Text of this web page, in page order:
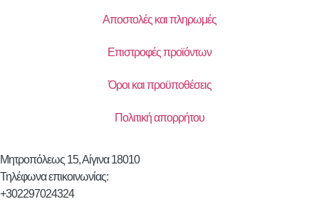
Αποστολές και πληρωμές
Επιστροφές προϊόντων
Όροι και προϋποθέσεις
Πολιτική απορρήτου
Μητροπόλεως 15, Αίγινα 18010
Τηλέφωνα επικοινωνίας:
+302297024324